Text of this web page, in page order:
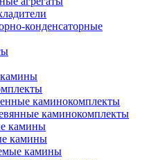
конденсаторные
камины
каминокомплекты
каминокомплекты
камины
камины
камины